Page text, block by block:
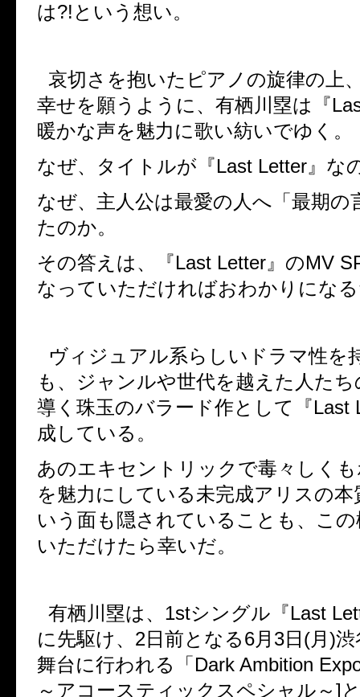
は?! という想い。
哀切さを抱いたピアノの旋律の上
幸せを願うように、有栖川塁は『
暖かな声を魅力に歌い紡いでゆく。
なぜ、タイトルが『Last Letter 』な
なぜ、主人公は最愛の人へ「最期の
たのか。
その答えは、『Last Letter 』のMV
なっていただければおわかりにな
ヴィジュアル系らしいドラマ性を
も、ジャンルや世代を越えた人た
導く珠玉のバラード作として『Last
成している。
あのエキセントリックで毒々しく
を魅力にしている未完成アリスの
いう面も隠されていることも、こ
いただけたら幸いだ。
有栖川塁は、 1stシングル『Last
に先駆け、 2日前となる6月 3日 (月 )渋
舞台に行われる「 Dark Ambition
～アコースティックスペシャル～]